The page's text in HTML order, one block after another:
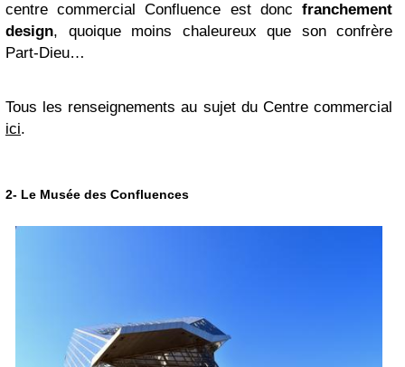
centre commercial Confluence est donc franchement
design, quoique moins chaleureux que son confrère
Part-Dieu…
Tous les renseignements au sujet du Centre commercial
ici.
2- Le Musée des Confluences